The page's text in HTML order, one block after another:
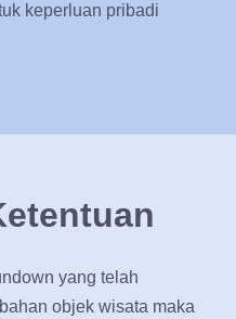
keperluan pribadi
yang telah
objek wisata maka